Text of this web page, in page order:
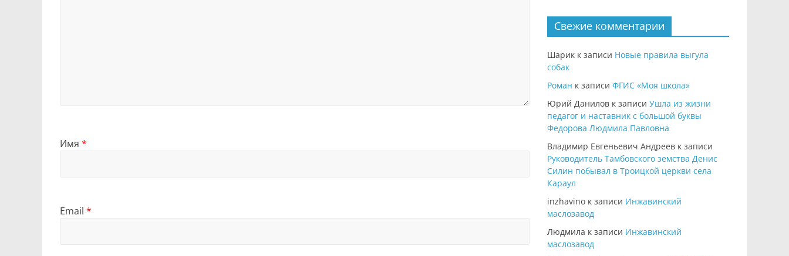
Имя *
Email *
Свежие комментарии
Шарик к записи Новые правила выгула
собак
Роман к записи ФГИС «Моя школа»
Юрий Данилов к записи Ушла из жизни
педагог и наставник с большой буквы
Федорова Людмила Павловна
Владимир Евгеньевич Андреев к записи
Руководитель Тамбовского земства Денис
Силин побывал в Троицкой церкви села
Караул
inzhavino к записи Инжавинский
маслозавод
Людмила к записи Инжавинский
маслозавод